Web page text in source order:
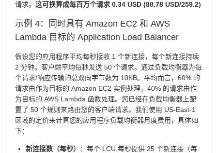
请求。 这可换算成每百万个请求 0.34 USD (88.78 USD/259.2)
示例 4：同时具有 Amazon EC2 和 AWS
Lambda 目标的 Application Load Balancer
假设您的应用程序平均每秒接收 1 个新连接，每个新连接持续
2 分钟。客户端平均每秒发送 50 个请求。通过负载均衡器为每
个请求/响应传输的总双向字节数为 10KB。平均而言，60% 的
请求由作为目标的 Amazon EC2 实例处理，40% 的请求由作
为目标的 AWS Lambda 函数处理。您已经在负载均衡器上配
置了 50 个规则来路由您的客户端请求。我们使用 US-East-1
区域的定价来计算您的应用程序负载均衡器月度费用，具体如
下：
新连接数（每秒）
：每个 LCU 每秒提供 25 个新连接（每